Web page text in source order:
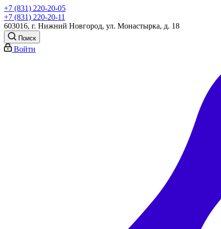
+7 (831) 220-20-05
+7 (831) 220-20-11
603016, г. Нижний Новгород, ул. Монастырка, д. 18
Поиск
Войти